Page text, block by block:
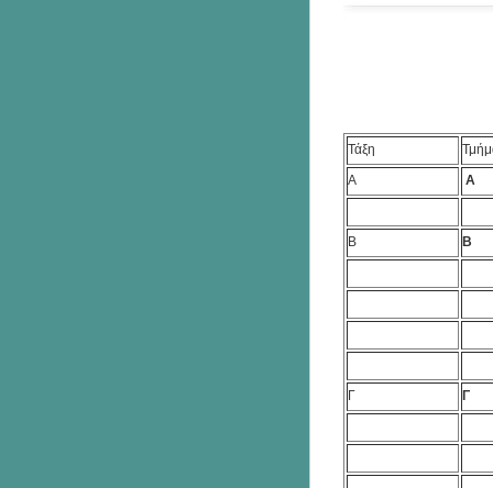
Τάξη
Α
Α
Β Β
Γ Γ